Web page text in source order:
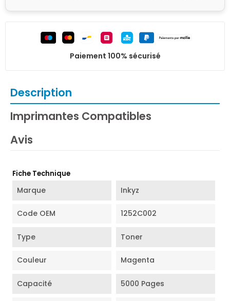
Paiement 100% sécurisé
Description
Imprimantes Compatibles
Avis
Fiche Technique
Marque Inkyz
Code OEM 1252C002
Type Toner
Couleur Magenta
Capacité 5000 Pages